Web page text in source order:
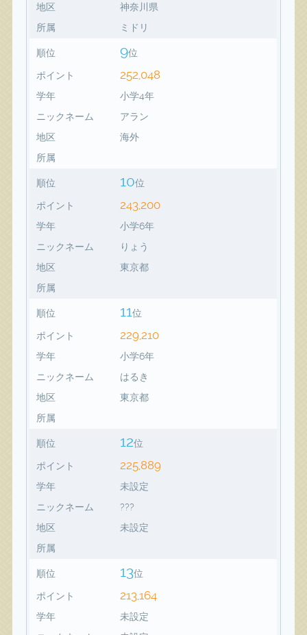
地区
神奈川県
所属
ミドリ
順位 9位
ポイント 252,048
学年
小学4年
ニックネーム
アラン
地区
海外
所属
順位 10位
ポイント 243,200
学年
小学6年
ニックネーム
りょう
地区
東京都
所属
順位 11位
ポイント 229,210
学年
小学6年
ニックネーム
はるき
地区
東京都
所属
順位 12位
ポイント 225,889
学年
未設定
ニックネーム
???
地区
未設定
所属
順位 13位
ポイント 213,164
学年
未設定